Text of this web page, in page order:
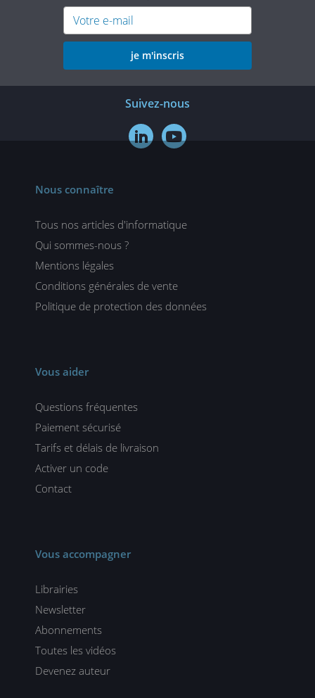
je m'inscris
Suivez-nous
 
Nous connaître
Tous nos articles d'informatique
Qui sommes-nous ?
Mentions légales
Conditions générales de vente
Politique de protection des données
Vous aider
Questions fréquentes
Paiement sécurisé
Tarifs et délais de livraison
Activer un code
Contact
Vous accompagner
Librairies
Newsletter
Abonnements
Toutes les vidéos
Devenez auteur